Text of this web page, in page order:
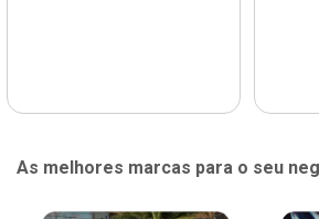
As melhores marcas para o seu